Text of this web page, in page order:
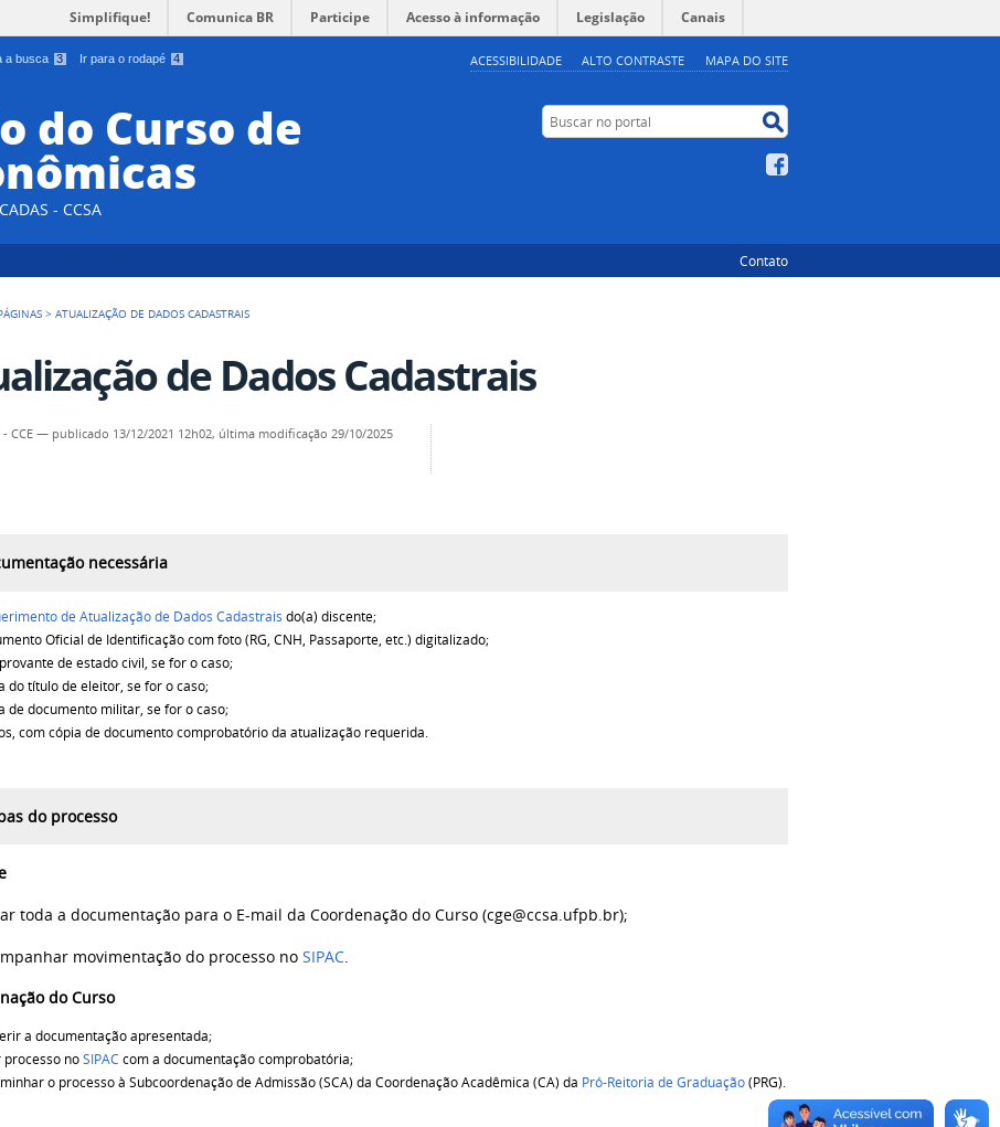
a busca 3 Ir para o rodapé 4 ACESSIBILIDADE ALTO CONTRASTE MAPA DO SITE
Simplifique! Comunica BR Participe Acesso à informação Legislação Canais
do Curso de
- CCSA
Buscar no portal
Contato
>ATUALIZAÇÃO DE DADOS CADASTRAIS
de Dados Cadastrais
CCE — publicado 13/12/2021 12h02, última modificação 29/10/2025
necessária
de Atualização de Dados Cadastraisdo(a) discente;
Oficial de Identificação com foto (RG, CNH, Passaporte, etc.) digitalizado;
de estado civil, se for o caso;
do título de eleitor, se for o caso;
de documento militar, se for o caso;
com cópia de documento comprobatório da atualização requerida.
do processo
toda a documentação para o E-mail da Coordenação do Curso (cge@ccsa.ufpb.br);
movimentação do processo noSIPAC
do Curso
a documentação apresentada;
processo noSIPAC com a documentação comprobatória;
o processo à Subcoordenação de Admissão (SCA) da Coordenação Acadêmica (CA) da Pró-Reitoria de Graduação(PRG).